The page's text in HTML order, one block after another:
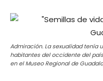
Admiración. La sexualidad tenía
habitantes del occidente del
en el Museo Regional de